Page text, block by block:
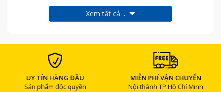
Xem tất cả ...
UY TÍN HÀNG ĐẦU
Sản phẩm độc quyền
MIỄN PHÍ VẬN CHUYỂN
Nội thành TP.Hồ Chí Minh